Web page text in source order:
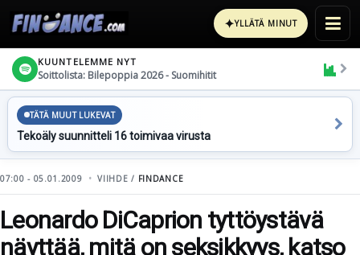
✦YLLÄTÄ MINUT
KUUNTELEMME NYT
Soittolista: Bilepoppia 2026 - Suomihitit
TÄTÄ MUUT LUKEVAT
Tekoäly suunnitteli 16 toimivaa virusta
07:00 - 05.01.2009 VIIHDE / FINDANCE
Leonardo DiCaprion tyttöystävä
näyttää, mitä on seksikkyys, katso